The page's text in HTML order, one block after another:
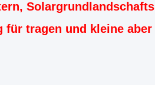
für tragen und kleine